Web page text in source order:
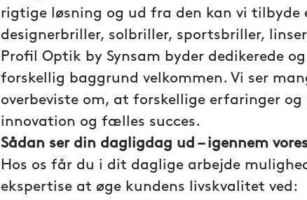
rigtige løsning og ud fra den kan vi
designerbriller, solbriller, sportsbriller,
Profil Optik by Synsam byder dedikerede
forskellig baggrund velkommen. Vi ser
overbeviste om, at forskellige erfaringer og
innovation og fælles succes.
Sådan ser din dagligdag ud – igennem
Hos os får du i dit daglige arbejde
ekspertise at øge kundens livskvalitet ved: